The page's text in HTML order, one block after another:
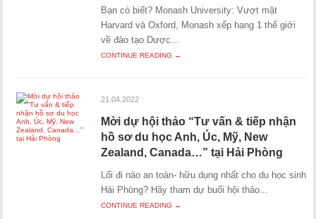
Bạn có biết? Monash University: Vượt mặt
Harvard và Oxford, Monash xếp hạng 1 thế giới
về đào tạo Dược...
CONTINUE READING →
21.04.2022
Mời dự hội thảo “Tư vấn & tiếp nhận
hồ sơ du học Anh, Úc, Mỹ, New
Zealand, Canada…” tại Hải Phòng
Lối đi nào an toàn- hữu dụng nhất cho du học sinh
Hải Phòng? Hãy tham dự buổi hội thảo...
CONTINUE READING →